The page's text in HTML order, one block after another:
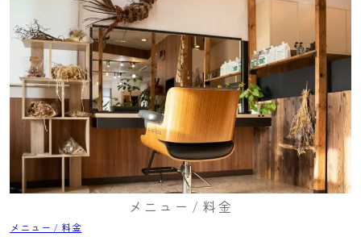
メニュー / 料金
メニュー / 料金